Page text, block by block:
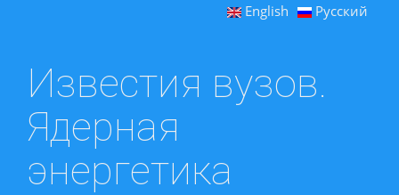
English Русский
Известия вузов.
Ядерная
энергетика